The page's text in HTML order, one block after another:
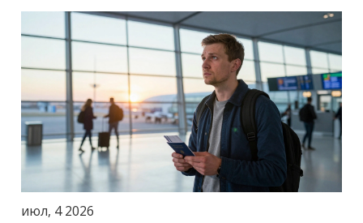
июл, 4 2026